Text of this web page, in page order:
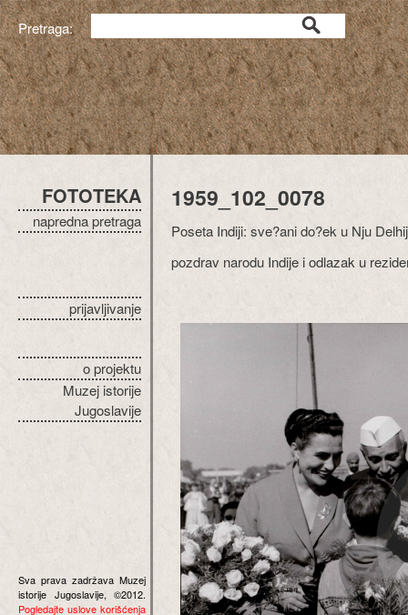
Pretraga:
FOTOTEKA
napredna pretraga
prijavljivanje
o projektu
Muzej istorije
Jugoslavije
Sva prava zadržava Muzej
istorije Jugoslavije, ©2012.
Pogledajte uslove korišćenja
1959_102_0078
Poseta Indiji: sve?ani do?ek u Nju
pozdrav narodu Indije i odlazak u